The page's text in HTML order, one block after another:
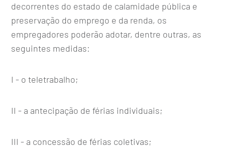
decorrentes do estado de calamidade pública e
preservação do emprego e da renda, os
empregadores poderão adotar, dentre outras, as
seguintes medidas:
I - o teletrabalho;
II - a antecipação de férias individuais;
III - a concessão de férias coletivas;